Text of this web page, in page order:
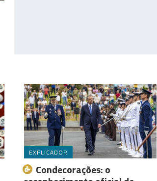
EXPLICADOR
Condecorações: o